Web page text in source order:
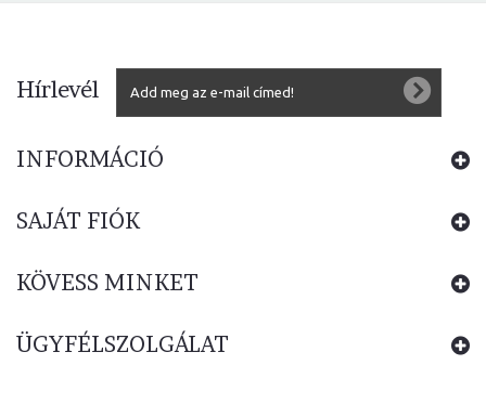
Hírlevél
INFORMÁCIÓ
SAJÁT FIÓK
KÖVESS MINKET
ÜGYFÉLSZOLGÁLAT